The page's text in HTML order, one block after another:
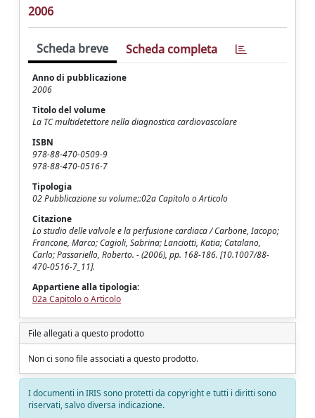
2006
Scheda breve Scheda completa
Anno di pubblicazione
2006
Titolo del volume
La TC multidetettore nella diagnostica cardiovascolare
ISBN
978-88-470-0509-9
978-88-470-0516-7
Tipologia
02 Pubblicazione su volume::02a Capitolo o Articolo
Citazione
Lo studio delle valvole e la perfusione cardiaca / Carbone, Iacopo;
Francone, Marco; Cagioli, Sabrina; Lanciotti, Katia; Catalano,
Carlo; Passariello, Roberto. - (2006), pp. 168-186. [10.1007/88-
470-0516-7_11].
Appartiene alla tipologia:
02a Capitolo o Articolo
File allegati a questo prodotto
Non ci sono file associati a questo prodotto.
I documenti in IRIS sono protetti da copyright e tutti i diritti sono
riservati, salvo diversa indicazione.